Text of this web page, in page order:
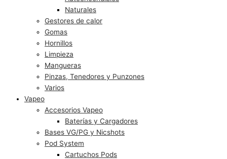
Naturales
Gestores de calor
Gomas
Hornillos
Limpieza
Mangueras
Pinzas, Tenedores y Punzones
Varios
Vapeo
Accesorios Vapeo
Baterías y Cargadores
Bases VG/PG y Nicshots
Pod System
Cartuchos Pods